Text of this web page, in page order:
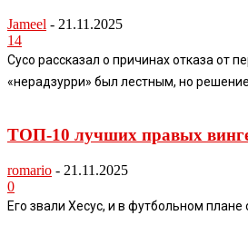
Jameel - 21.11.2025
14
Сусо рассказал о причинах отказа от
«нерадзурри» был лестным, но
ТОП-10 лучших правых
romario - 21.11.2025
0
Его звали Хесус, и в футбольном